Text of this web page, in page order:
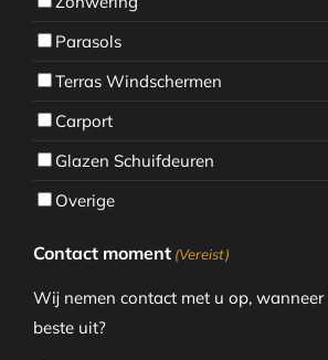
Parasols
Terras Windschermen
Carport
Glazen Schuifdeuren
Overige
Contact moment (Vereist)
Wij nemen contact met u op,
beste uit?